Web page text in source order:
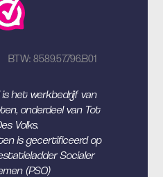
BTW: 8589.57.796.B01
het werkbedrijf van
onderdeel van Tot
Volks.
is gecertificeerd op
Socialer
(PSO)